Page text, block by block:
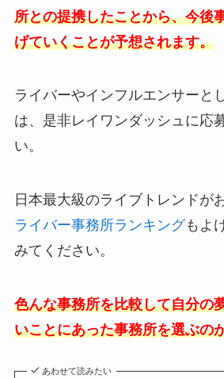
所との提携したことから、今後
げていくことが予想されます。
ライバーやインフルエンサーと
は、是非レイワンダッシュに応
い。
日本最大級のライブトレンドが
ライバー事務所ランキングもよ
みてください。
色んな事務所を比較して自分の
いことにあった事務所を選ぶの
あわせて読みたい